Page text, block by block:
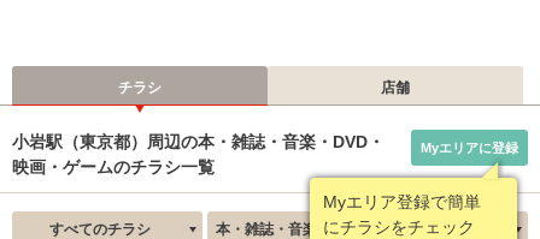
チラシ 店舗
小岩駅（東京都）周辺の本・雑誌・音楽・DVD・
映画・ゲームのチラシ一覧
Myエリア登録で簡単
にチラシをチェック
Myエリアに登録
すべてのチラシ 本・雑誌・音楽・DVD・映画・ゲーム 新着順